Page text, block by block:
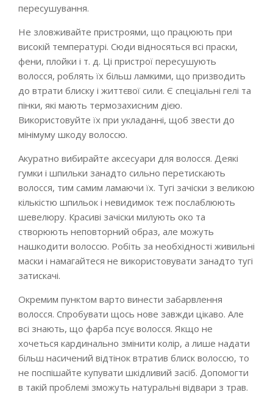
пересушування.
Не зловживайте пристроями, що працюють при
високій температурі. Сюди відносяться всі праски,
фени, плойки і т. д. Ці пристрої пересушують
волосся, роблять їх більш ламкими, що призводить
до втрати блиску і життєвої сили. Є спеціальні гелі та
пінки, які мають термозахисним дією.
Використовуйте їх при укладанні, щоб звести до
мінімуму шкоду волоссю.
Акуратно вибирайте аксесуари для волосся. Деякі
гумки і шпильки занадто сильно перетискають
волосся, тим самим ламаючи їх. Тугі зачіски з великою
кількістю шпильок і невидимок теж послаблюють
шевелюру. Красиві зачіски милують око та
створюють неповторний образ, але можуть
нашкодити волоссю. Робіть за необхідності живильні
маски і намагайтеся не використовувати занадто тугі
затискачі.
Окремим пунктом варто винести забарвлення
волосся. Спробувати щось нове завжди цікаво. Але
всі знають, що фарба псує волосся. Якщо не
хочеться кардинально змінити колір, а лише надати
більш насичений відтінок втратив блиск волоссю, то
не поспішайте купувати шкідливий засіб. Допомогти
в такій проблемі зможуть натуральні відвари з трав.